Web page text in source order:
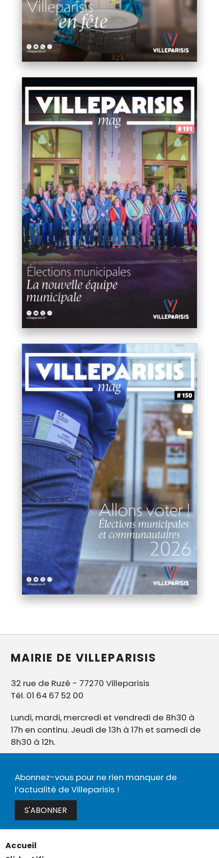
MAIRIE DE VILLEPARISIS
32 rue de Ruzé - 77270 Villeparisis
Tél. 01 64 67 52 00
Lundi, mardi, mercredi et vendredi de 8h30 à
17h en continu. Jeudi de 13h à 17h et samedi de
8h30 à 12h.
Abonnez-vous pour ne rien manquer de
l’actualité de Villeparisis !
S'ABONNER
MENU
Accueil